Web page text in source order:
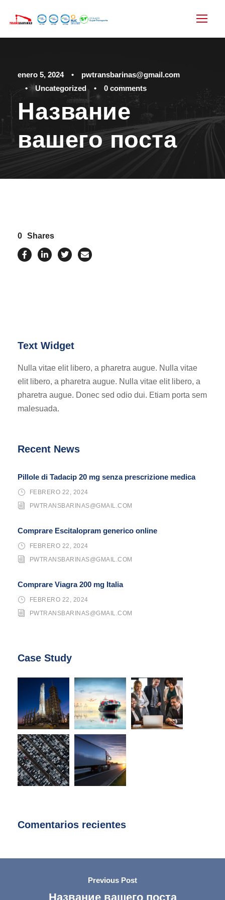
enero 5, 2024 •
pwtransbarinas@gmail.com
•
Uncategorized • 0 comments
Название
вашего поста
0 Shares
Text Widget
Nulla vitae elit libero, a pharetra augue. Nulla vitae
elit libero, a pharetra augue. Nulla vitae elit libero, a
pharetra augue. Donec sed odio dui. Etiam porta sem
malesuada.
Recent News
Pillole di Tadacip 20 mg senza prescrizione medica
FEBRERO 22, 2024
PWTRANSBARINAS@GMAIL.COM
Comprare Escitalopram generico online
FEBRERO 22, 2024
PWTRANSBARINAS@GMAIL.COM
Comprare Viagra 200 mg Italia
FEBRERO 22, 2024
PWTRANSBARINAS@GMAIL.COM
Case Study
Comentarios recientes
Previous Post
Название вашего поста